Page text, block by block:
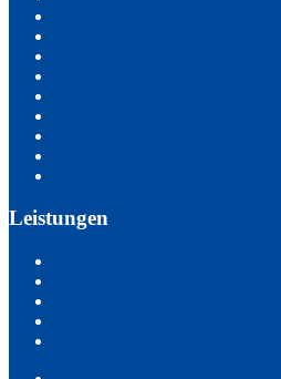
Leistungen